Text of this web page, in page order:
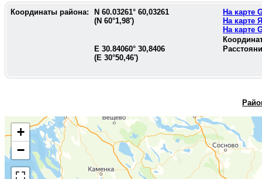
Координаты района: N 60.03261° 60,03261
(N 60°1,98')
На карте
На карте
На карте
E 30.84060° 30,8406
(E 30°50,46')
+
−